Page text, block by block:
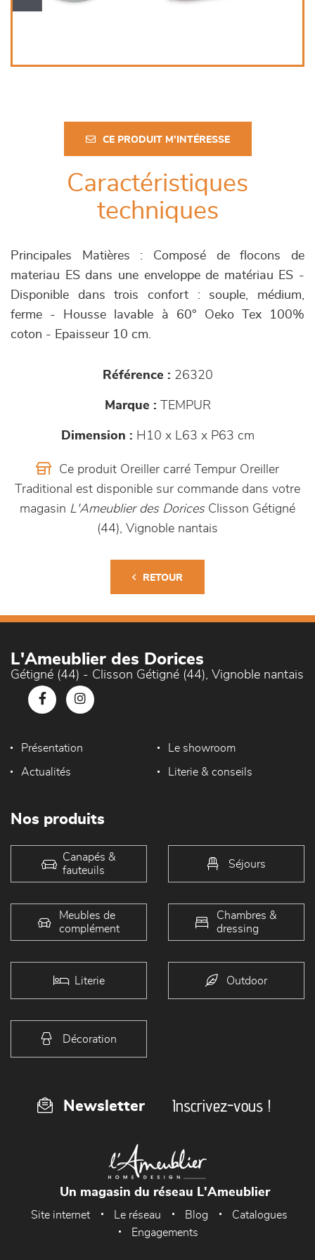
CE PRODUIT M'INTÉRESSE
Caractéristiques
techniques
Principales Matières : Composé de flocons de
materiau ES dans une enveloppe de matériau ES -
Disponible dans trois confort : souple, médium,
ferme - Housse lavable à 60° Oeko Tex 100%
coton - Epaisseur 10 cm.
Référence : 26320
Marque : TEMPUR
Dimension : H10 x L63 x P63 cm
Ce produit Oreiller carré Tempur Oreiller
Traditional est disponible sur commande dans votre
magasin L'Ameublier des DoricesClisson Gétigné
(44), Vignoble nantais
RETOUR
L'Ameublier des Dorices
Gétigné (44) - Clisson Gétigné (44), Vignoble nantais
Présentation Le showroom
Actualités Literie & conseils
Nos produits
Canapés &
fauteuils
Séjours
Meubles de
complément
Chambres &
dressing
Literie Outdoor
Décoration
Newsletter Inscrivez-vous !
Un magasin du réseau L'Ameublier
Site internet Le réseau Blog
Catalogues
Engagements